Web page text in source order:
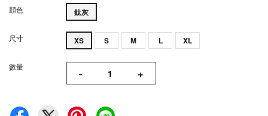
顔色 鈦灰
尺寸 XS S M L XL
數量 - +